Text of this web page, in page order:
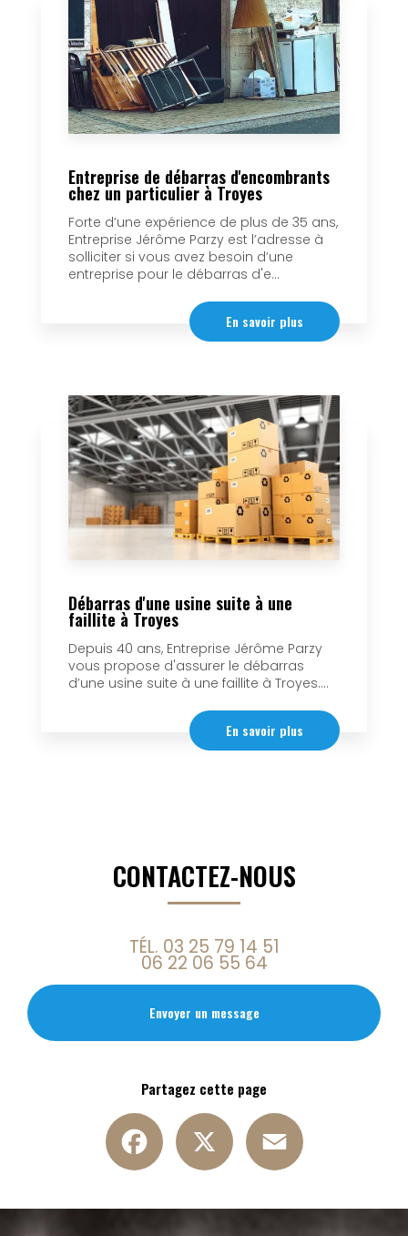
Entreprise de débarras d'encombrants
chez un particulier à Troyes
Forte d’une expérience de plus de 35 ans,
Entreprise Jérôme Parzy est l’adresse à
solliciter si vous avez besoin d’une
entreprise pour le débarras d'e...
En savoir plus
Débarras d'une usine suite à une
faillite à Troyes
Depuis 40 ans, Entreprise Jérôme Parzy
vous propose d'assurer le débarras
d’une usine suite à une faillite à Troyes....
En savoir plus
CONTACTEZ-NOUS
TÉL. 03 25 79 14 51
06 22 06 55 64
Envoyer un message
Partagez cette page
Facebook